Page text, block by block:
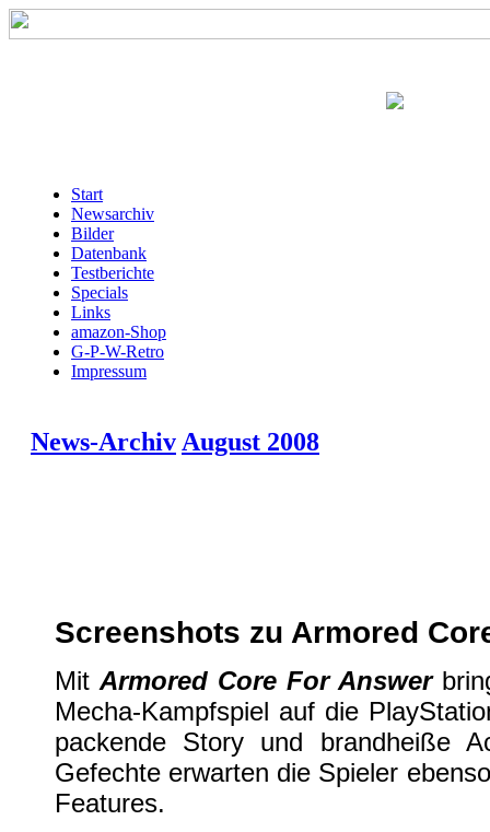
Start
Newsarchiv
Bilder
Datenbank
Testberichte
Specials
Links
amazon-Shop
G-P-W-Retro
Impressum
News-Archiv August 2008
Screenshots zu Armored
Mit Armored Core For Answer
Mecha-Kampfspiel auf die
packende Story und brandheiße
Gefechte erwarten die Spieler
Features.